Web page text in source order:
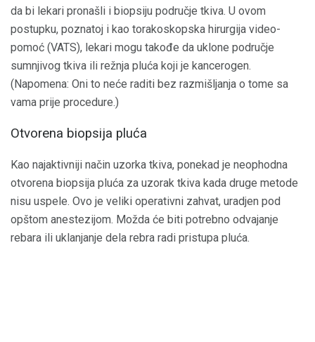
da bi lekari pronašli i biopsiju područje tkiva. U ovom
postupku, poznatoj i kao torakoskopska hirurgija video-
pomoć (VATS), lekari mogu takođe da uklone područje
sumnjivog tkiva ili režnja pluća koji je kancerogen.
(Napomena: Oni to neće raditi bez razmišljanja o tome sa
vama prije procedure.)
Otvorena biopsija pluća
Kao najaktivniji način uzorka tkiva, ponekad je neophodna
otvorena biopsija pluća za uzorak tkiva kada druge metode
nisu uspele. Ovo je veliki operativni zahvat, uradjen pod
opštom anestezijom. Možda će biti potrebno odvajanje
rebara ili uklanjanje dela rebra radi pristupa pluća.